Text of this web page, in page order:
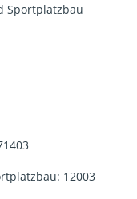
Sportplatzbau
12003